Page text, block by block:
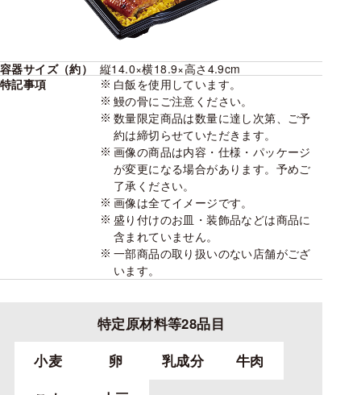
容器サイズ（約）
縦14.0×横18.9×高さ4.9cm
特記事項
白飯を使用しています。
鰻の骨にご注意ください。
数量限定商品は数量に達し次第、ご予
約は締切らせていただきます。
画像の商品は内容・仕様・パッケージ
が変更になる場合があります。予めご
了承ください。
画像は全てイメージです。
盛り付けのお皿・装飾品などは商品に
含まれていません。
一部商品の取り扱いのない店舗がござ
います。
特定原材料等28品目
小麦
卵 乳成分
牛肉